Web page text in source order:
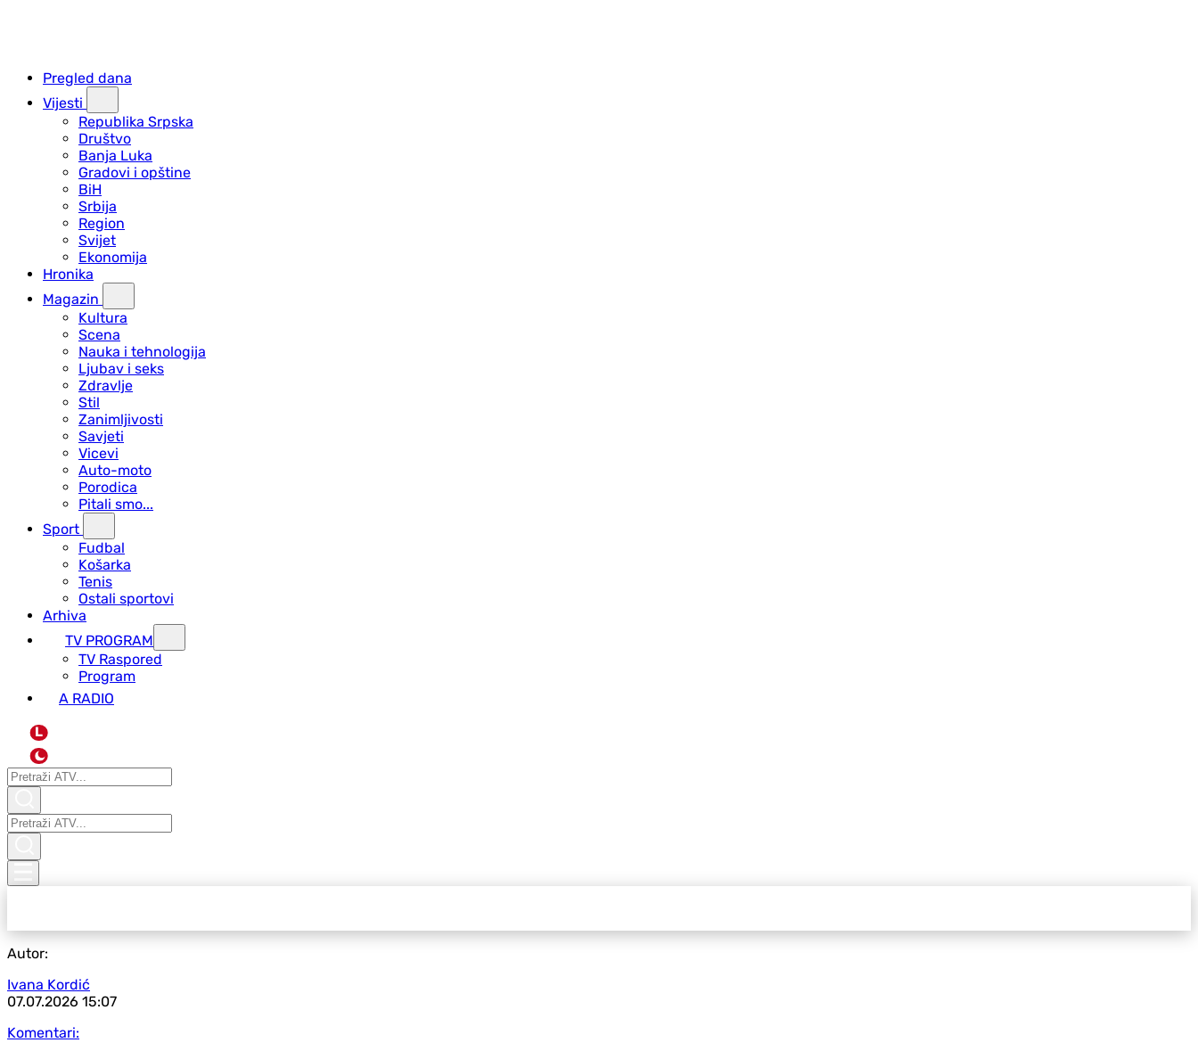
Pregled dana
Vijesti
Republika Srpska
Društvo
Banja Luka
Gradovi i opštine
BiH
Srbija
Region
Svijet
Ekonomija
Hronika
Magazin
Kultura
Scena
Nauka i tehnologija
Ljubav i seks
Zdravlje
Stil
Zanimljivosti
Savjeti
Vicevi
Auto-moto
Porodica
Pitali smo...
Sport
Fudbal
Košarka
Tenis
Ostali sportovi
Arhiva
TV PROGRAM
ТV Raspored
Program
A RADIO
L
Autor:
Ivana Kordić
07.07.2026 15:07
Komentari: